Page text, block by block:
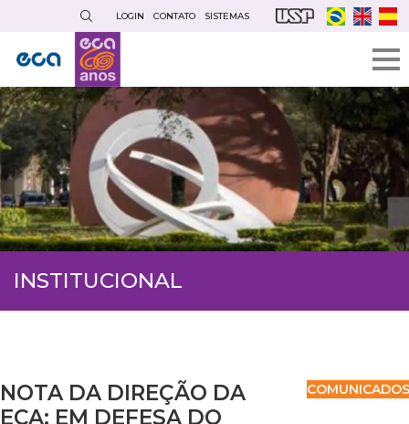
conteúdo
principal
LOGIN CONTATO SISTEMAS
INSTITUCIONAL
NOTA DA DIREÇÃO DA
ECA: EM DEFESA DO
COMUNICADOS